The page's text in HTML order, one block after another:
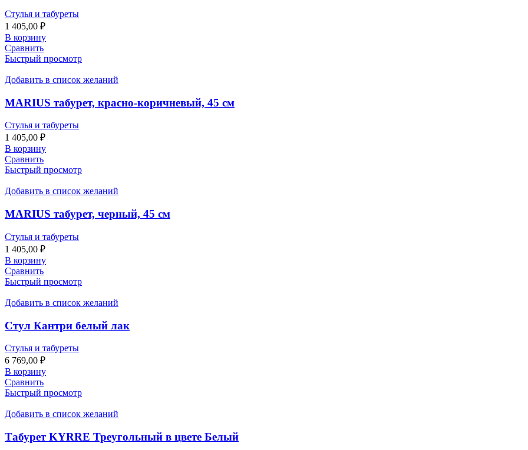
Стулья и табуреты
1 405,00 ₽
В корзину
Сравнить
Быстрый просмотр
Добавить в список желаний
MARIUS табурет, красно-коричневый, 45 см
Стулья и табуреты
1 405,00 ₽
В корзину
Сравнить
Быстрый просмотр
Добавить в список желаний
MARIUS табурет, черный, 45 см
Стулья и табуреты
1 405,00 ₽
В корзину
Сравнить
Быстрый просмотр
Добавить в список желаний
Стул Кантри белый лак
Стулья и табуреты
6 769,00 ₽
В корзину
Сравнить
Быстрый просмотр
Добавить в список желаний
Табурет KYRRE Треугольный в цвете Белый